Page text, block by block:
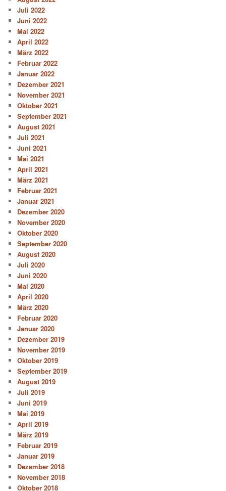
Juli 2022
Juni 2022
Mai 2022
April 2022
März 2022
Februar 2022
Januar 2022
Dezember 2021
November 2021
Oktober 2021
September 2021
August 2021
Juli 2021
Juni 2021
Mai 2021
April 2021
März 2021
Februar 2021
Januar 2021
Dezember 2020
November 2020
Oktober 2020
September 2020
August 2020
Juli 2020
Juni 2020
Mai 2020
April 2020
März 2020
Februar 2020
Januar 2020
Dezember 2019
November 2019
Oktober 2019
September 2019
August 2019
Juli 2019
Juni 2019
Mai 2019
April 2019
März 2019
Februar 2019
Januar 2019
Dezember 2018
November 2018
Oktober 2018